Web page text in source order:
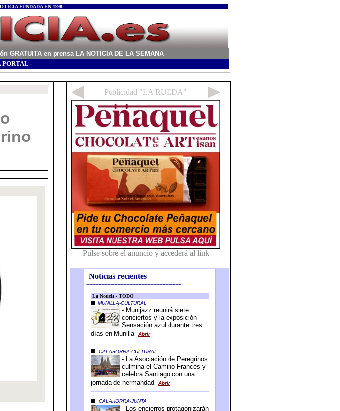
FUNDADA EN 1998 -
GRATUITA en prensa LA NOTICIA DE LA SEMANA
PORTAL -
Noticias recientes
-----------------------------------------------------------------